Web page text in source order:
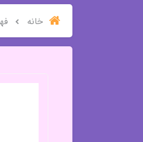
خانه